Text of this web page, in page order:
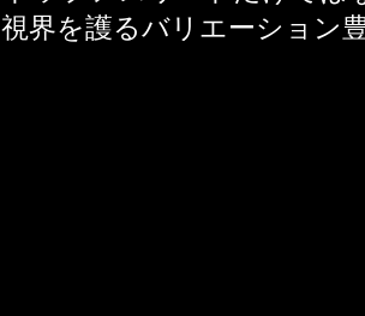
視界を護るバリエーション